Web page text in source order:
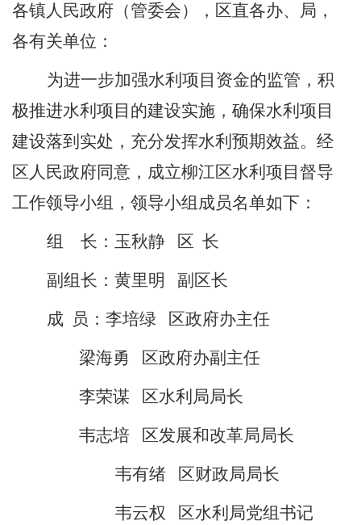
各镇人民政府 （管委会）
，区直各办、局，
各有关单位：
为进一步加强水利项目资金的监管 ， 积
极推进水利项目的建设实施，确保水利 项目
建设落到 实处，充分发挥水利预期效益。经
区人民政府同意 ，成立柳江区水利项目督导
工作领导小组 ，领导小组成员名单如下：
组 长： 玉秋静 区 长
副组长：黄里明
副区长
成
员： 李培绿
区政府办主任
梁海勇
区政府办副主任
李荣谋
区水利局局长
韦志培
区发展和改革局局长
韦有绪
区财政局局长
韦云权
区水利局党组书记